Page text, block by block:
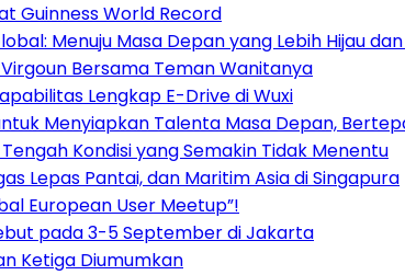
Guinness World Record
Menuju Masa Depan yang Lebih Hijau
Bersama Teman Wanitanya
Lengkap E-Drive di Wuxi
Menyiapkan Talenta Masa Depan,
Kondisi yang Semakin Tidak Menentu
Lepas Pantai, dan Maritim Asia di Singapura
European User Meetup”!
pada 3-5 September di Jakarta
Ketiga Diumumkan